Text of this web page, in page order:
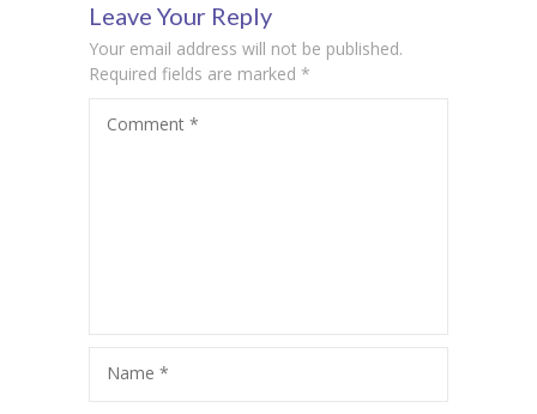
smetnjama u
razvoju kako da
koristi javne
senzorne
Leave Your Reply
Your email address will not be published.
Required fields are marked *
Comment *
Name *